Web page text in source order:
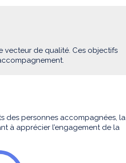
vecteur de qualité. Ces objectifs
des personnes accompagnées, la
à apprécier l’engagement de la